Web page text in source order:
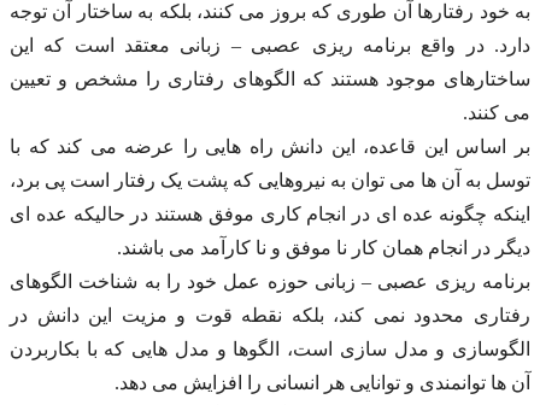
به خود رفتارها آن طوری که بروز می کنند، بلکه به ساختار آن توجه
دارد. در واقع برنامه ریزی عصبی – زبانی معتقد است که این
ساختارهای موجود هستند که الگوهای رفتاری را مشخص و تعیین
می کنند.
بر اساس این قاعده، این دانش راه هایی را عرضه می کند که با
توسل به آن ها می توان به نیروهایی که پشت یک رفتار است پی برد،
اینکه چگونه عده ای در انجام کاری موفق هستند در حالیکه عده ای
دیگر در انجام همان کار نا موفق و نا کارآمد می باشند.
برنامه ریزی عصبی – زبانی حوزه عمل خود را به شناخت الگوهای
رفتاری محدود نمی کند، بلکه نقطه قوت و مزیت این دانش در
الگوسازی و مدل سازی است، الگوها و مدل هایی که با بکاربردن
آن ها توانمندی و توانایی هر انسانی را افزایش می دهد.